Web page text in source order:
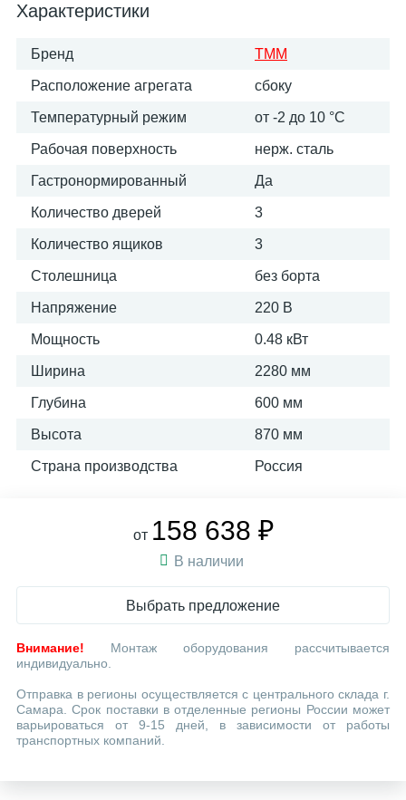
Характеристики
Бренд ТММ
Расположение агрегата сбоку
Температурный режим от -2 до 10 °С
Рабочая поверхность нерж. сталь
Гастронормированный Да
Количество дверей 3
Количество ящиков 3
Столешница без борта
Напряжение 220 В
Мощность 0.48 кВт
Ширина 2280 мм
Глубина 600 мм
Высота 870 мм
Страна производства Россия
от 158 638 ₽
В наличии
Выбрать предложение
Внимание! Монтаж оборудования рассчитывается
индивидуально.
Отправка в регионы осуществляется с центрального склада г.
Самара. Срок поставки в отделенные регионы России может
варьироваться от 9-15 дней, в зависимости от работы
транспортных компаний.